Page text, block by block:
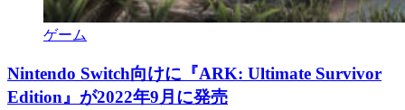
ゲーム
Nintendo Switch向けに『ARK: Ultimate Survivor
Edition』が2022年9月に発売